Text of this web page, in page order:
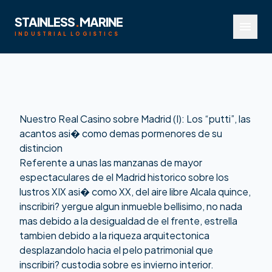
STAINLESS.MARINE
INDUSTRIAL LOGISTICS
Nuestro Real Casino sobre Madrid (I): Los “putti”, las
acantos asi� como demas pormenores de su
distincion
Referente a unas las manzanas de mayor
espectaculares de el Madrid historico sobre los
lustros XIX asi� como XX, del aire libre Alcala quince,
inscribiri? yergue algun inmueble bellisimo, no nada
mas debido a la desigualdad de el frente, estrella
tambien debido a la riqueza arquitectonica
desplazandolo hacia el pelo patrimonial que
inscribiri? custodia sobre es invierno interior.